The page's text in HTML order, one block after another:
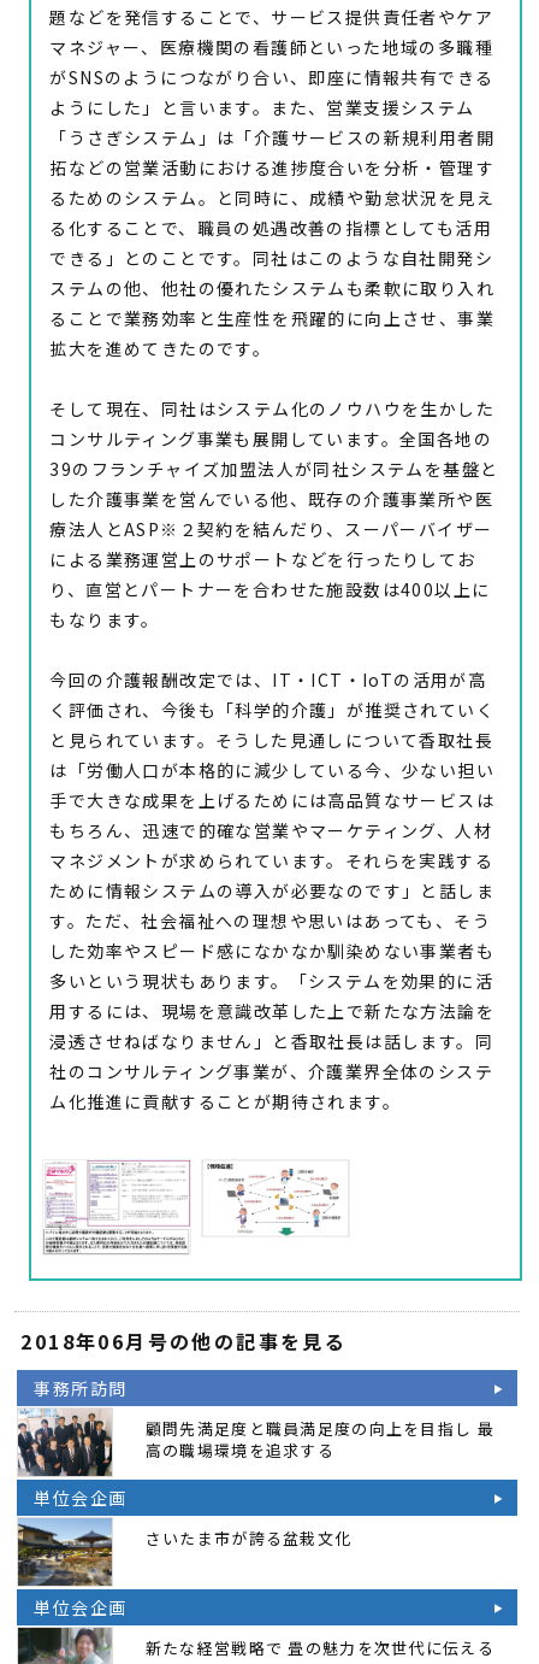
題などを発信することで、サービス提供責任者やケア
マネジャー、医療機関の看護師といった地域の多職種
がSNSのようにつながり合い、即座に情報共有できる
ようにした」と言います。また、営業支援システム
「うさぎシステム」は「介護サービスの新規利用者開
拓などの営業活動における進捗度合いを分析・管理す
るためのシステム。と同時に、成績や勤怠状況を見え
る化することで、職員の処遇改善の指標としても活用
できる」とのことです。同社はこのような自社開発シ
ステムの他、他社の優れたシステムも柔軟に取り入れ
ることで業務効率と生産性を飛躍的に向上させ、事業
拡大を進めてきたのです。
そして現在、同社はシステム化のノウハウを生かした
コンサルティング事業も展開しています。全国各地の
39のフランチャイズ加盟法人が同社システムを基盤と
した介護事業を営んでいる他、既存の介護事業所や医
療法人とASP※２契約を結んだり、スーパーバイザー
による業務運営上のサポートなどを行ったりしてお
り、直営とパートナーを合わせた施設数は400以上に
もなります。
今回の介護報酬改定では、IT・ICT・IoTの活用が高
く評価され、今後も「科学的介護」が推奨されていく
と見られています。そうした見通しについて香取社長
は「労働人口が本格的に減少している今、少ない担い
手で大きな成果を上げるためには高品質なサービスは
もちろん、迅速で的確な営業やマーケティング、人材
マネジメントが求められています。それらを実践する
ために情報システムの導入が必要なのです」と話しま
す。ただ、社会福祉への理想や思いはあっても、そう
した効率やスピード感になかなか馴染めない事業者も
多いという現状もあります。「システムを効果的に活
用するには、現場を意識改革した上で新たな方法論を
浸透させねばなりません」と香取社長は話します。同
社のコンサルティング事業が、介護業界全体のシステ
ム化推進に貢献することが期待されます。
2018年06月号の他の記事を見る
事務所訪問
顧問先満足度と職員満足度の向上を目指し 最
高の職場環境を追求する
単位会企画
さいたま市が誇る盆栽文化
単位会企画
新たな経営戦略で 畳の魅力を次世代に伝える